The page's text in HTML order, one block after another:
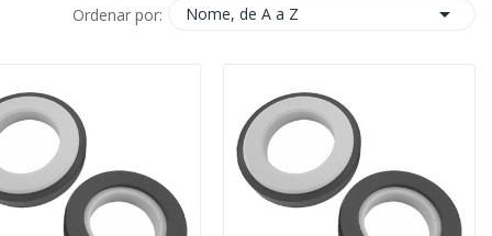
Ordenar por: Nome, de A a Z 